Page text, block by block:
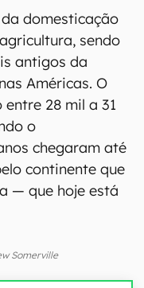
domesticação
sendo
antigos da
Américas. O
28 mil a 31
o
chegaram até
continente que
— que hoje está
Somerville